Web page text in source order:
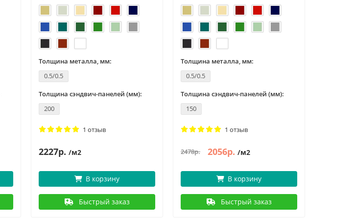
Толщина металла, мм:
0.5/0.5
Толщина сэндвич-панелей (мм):
200
1 отзыв
2227р. /м2
В корзину
Быстрый заказ
Толщина металла, мм:
0.5/0.5
Толщина сэндвич-панелей (мм):
150
1 отзыв
2478р. 2056р. /м2
В корзину
Быстрый заказ